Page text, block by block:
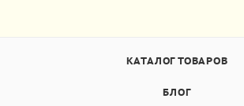
КАТАЛОГ ТОВАРОВ
БЛОГ